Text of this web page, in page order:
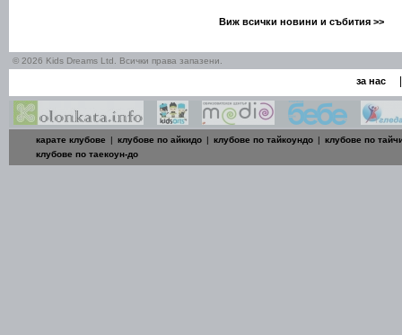
Виж всички новини и събития >>
© 2026 Kids Dreams Ltd. Всички права запазени.
за нас |
карате клубове | клубове по айкидо | клубове по тайкоундо | клубове по
клубове по таекоун-до